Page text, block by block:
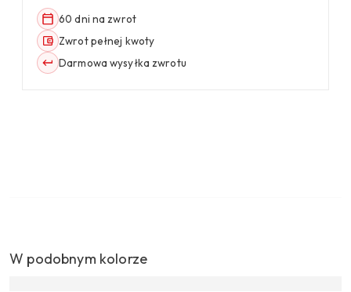
60 dni na zwrot
Zwrot pełnej kwoty
Darmowa wysyłka zwrotu
W podobnym kolorze